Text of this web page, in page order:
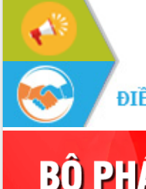
Tập huấn ứng dụng trí tuệ nhân tạo (AI)
trong thương mại điện tử năm 2026
Đoàn đại biểu Quốc hội tỉnh Đắk Lắk
trao đổi thông tin trước Kỳ họp thứ
nhất, Quốc hội khóa XVI
Quyết liệt cải cách hành chính, khơi
thông nguồn lực phát triển
Nâng cao hiệu lực, hiệu quả HĐND
tỉnh thông qua hiện đại hóa hành chính
Xã Ea Phê gắn cải cách hành chính với
chuyển đổi số
Phó Chủ tịch Thường trực UBND tỉnh